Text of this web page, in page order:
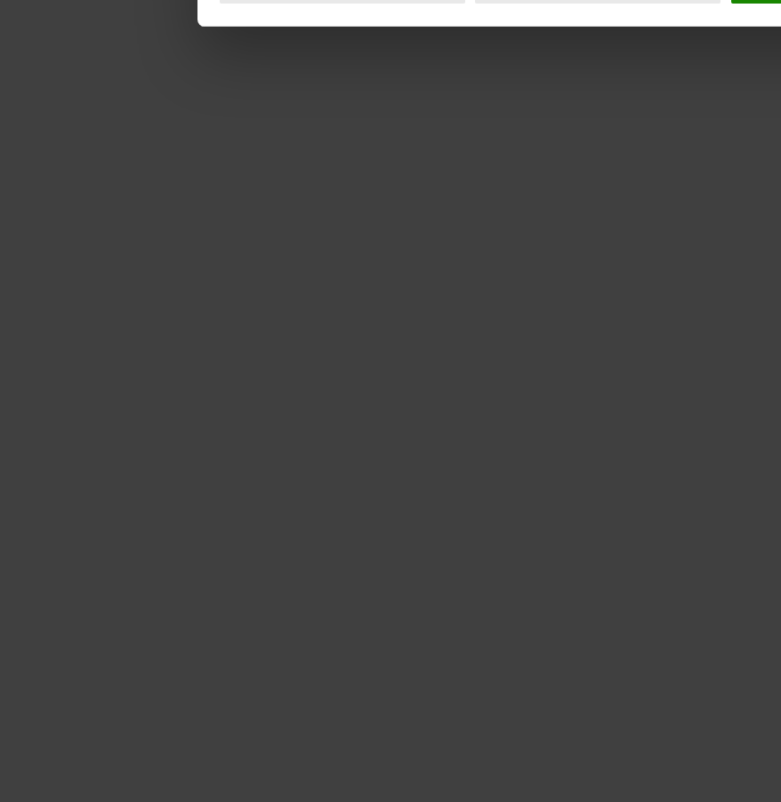
We gebruiken cookies om content en advertenties te personaliseren, om functies voor
media, adverteren en analyse. Deze partners kunnen deze gegevens combineren met
verstrekt of die ze hebben verzameld op basis van uw gebruik van hun services. U gaat